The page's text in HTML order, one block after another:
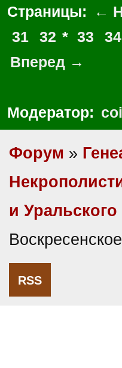
Страницы: ←
31
32 * 33 34
Вперед →
Модератор:
Форум »
и Уральского
RSS